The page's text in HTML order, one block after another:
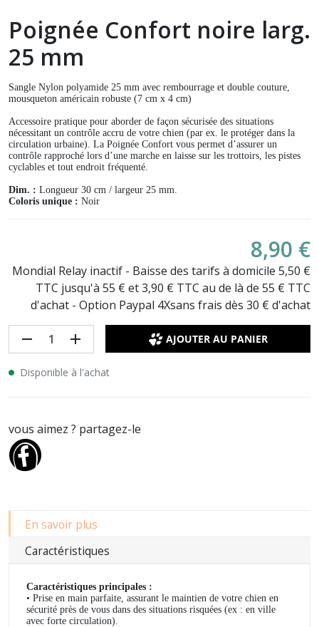
Poignée Confort noire larg.
25 mm
Sangle Nylon polyamide 25 mm avec rembourrage et double couture,
mousqueton américain robuste (7 cm x 4 cm)
Accessoire pratique pour aborder de façon sécurisée des situations
nécessitant un contrôle accru de votre chien (par ex. le protéger dans la
circulation urbaine). La Poignée Confort vous permet d’assurer un
contrôle rapproché lors d’une marche en laisse sur les trottoirs, les pistes
cyclables et tout endroit fréquenté.
Dim. : Longueur 30 cm / largeur 25 mm.
Coloris unique : Noir
8,90 €
Mondial Relay inactif - Baisse des tarifs à domicile 5,50 €
TTC jusqu'à 55 € et 3,90 € TTC au de là de 55 € TTC
d'achat - Option Paypal 4Xsans frais dès 30 € d'achat
remove add AJOUTER AU PANIER
Disponible à l'achat
vous aimez ? partagez-le
En savoir plus
Caractéristiques
Caractéristiques principales :
• Prise en main parfaite, assurant le maintien de votre chien en
sécurité près de vous dans des situations risquées (ex : en ville
avec forte circulation).